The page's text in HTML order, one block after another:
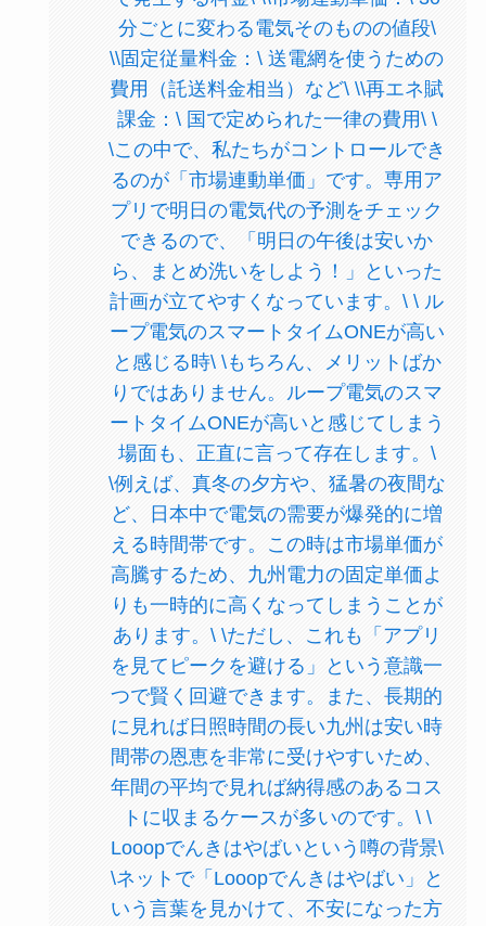
分ごとに変わる電気そのものの値段\
\\固定従量料金：\ 送電網を使うための
費用（託送料金相当）など\ \\再エネ賦
課金：\ 国で定められた一律の費用\ \
\この中で、私たちがコントロールでき
るのが「市場連動単価」です。専用ア
プリで明日の電気代の予測をチェック
できるので、「明日の午後は安いか
ら、まとめ洗いをしよう！」といった
計画が立てやすくなっています。\ \ ル
ープ電気のスマートタイムONEが高い
と感じる時\ \もちろん、メリットばか
りではありません。ループ電気のスマ
ートタイムONEが高いと感じてしまう
場面も、正直に言って存在します。\
\例えば、真冬の夕方や、猛暑の夜間な
ど、日本中で電気の需要が爆発的に増
える時間帯です。この時は市場単価が
高騰するため、九州電力の固定単価よ
りも一時的に高くなってしまうことが
あります。\ \ただし、これも「アプリ
を見てピークを避ける」という意識一
つで賢く回避できます。また、長期的
に見れば日照時間の長い九州は安い時
間帯の恩恵を非常に受けやすいため、
年間の平均で見れば納得感のあるコス
トに収まるケースが多いのです。\ \
Looopでんきはやばいという噂の背景\
\ネットで「Looopでんきはやばい」と
いう言葉を見かけて、不安になった方